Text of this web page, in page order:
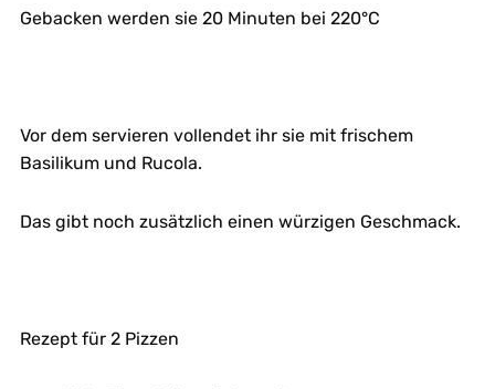
Gebacken werden sie 20 Minuten bei 220°C
Vor dem servieren vollendet ihr sie mit frischem
Basilikum und Rucola.
Das gibt noch zusätzlich einen würzigen Geschmack.
Rezept für 2 Pizzen